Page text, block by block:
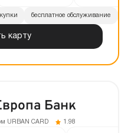
карту
бесплатное обслуживание
Банк
URBAN CARD 1.98